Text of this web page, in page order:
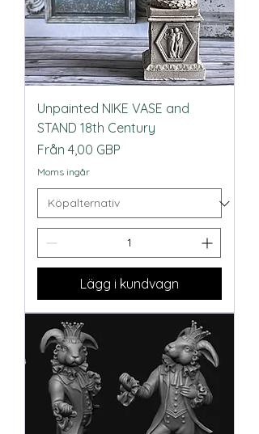
Unpainted NIKE VASE and
STAND 18th Century
Från 4,00 GBP
Reapris
Moms ingår
Lägg i kundvagn